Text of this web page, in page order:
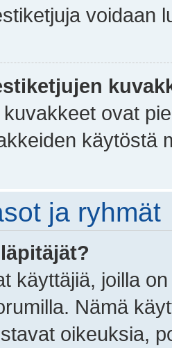
voidaan
ovat
käytöstä
ja ryhmät
käyttäjiä, joilla
Nämä
oikeuksia,